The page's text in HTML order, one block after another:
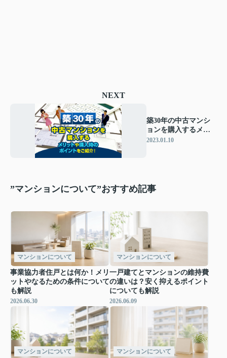
NEXT
築30年の中古マンシ
ョンを購入するメリ
ットや購入時のポイ
2023.01.10
”マンションについて”おすすめ記事
マンションについて
事業協力者住戸とは何か！メリ
ットやなるための条件について
も解説
2026.06.30
マンションについて
一戸建てとマンションの維持費
の違いは？安く抑えるポイント
についても解説
2026.06.09
マンションについて マンションについて